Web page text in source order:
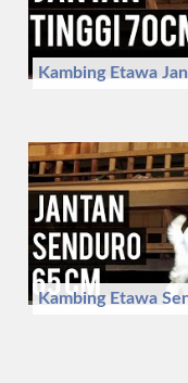
Kambing Etawa
Kambing Etawa